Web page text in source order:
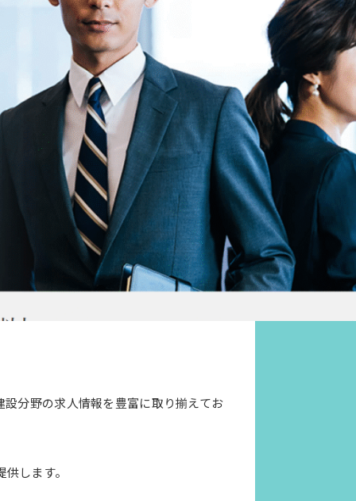
分野の求人情報を豊富に取り揃えてお
します。